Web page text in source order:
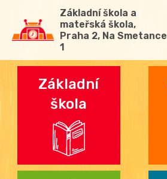
Základní škola a
mateřská škola,
Praha 2, Na Smetance
1
Základní
škola